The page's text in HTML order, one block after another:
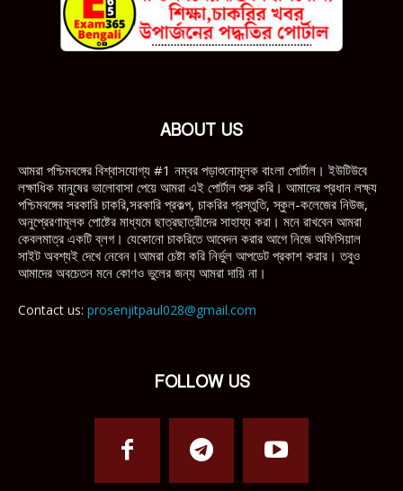
ABOUT US
আমরা পশ্চিমবঙ্গের বিশ্বাসযোগ্য #1 নম্বর পড়াশুনোমূলক বাংলা পোর্টাল। ইউটিউবে
লক্ষাধিক মানুষের ভালোবাসা পেয়ে আমরা এই পোর্টাল শুরু করি। আমাদের প্রধান লক্ষ্য
পশ্চিমবঙ্গের সরকারি চাকরি,সরকারি প্রকল্প, চাকরির প্রস্তুতি, স্কুল-কলেজের নিউজ,
অনুপ্রেরণামূলক পোষ্টের মাধ্যমে ছাত্রছাত্রীদের সাহায্য করা। মনে রাখবেন আমরা
কেবলমাত্র একটি ব্লগ। যেকোনো চাকরিতে আবেদন করার আগে নিজে অফিসিয়াল
সাইট অবশ্যই দেখে নেবেন।আমরা চেষ্টা করি নির্ভুল আপডেট প্রকাশ করার। তবুও
আমাদের অবচেতন মনে কোণও ভুলের জন্য আমরা দায়ি না।
Contact us: prosenjitpaul028@gmail.com
FOLLOW US